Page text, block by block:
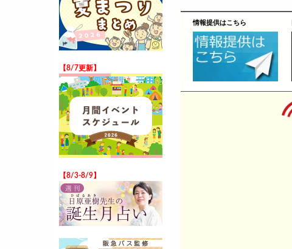
情報提供はこちら
【8/7更新】
【8/3-8/9】